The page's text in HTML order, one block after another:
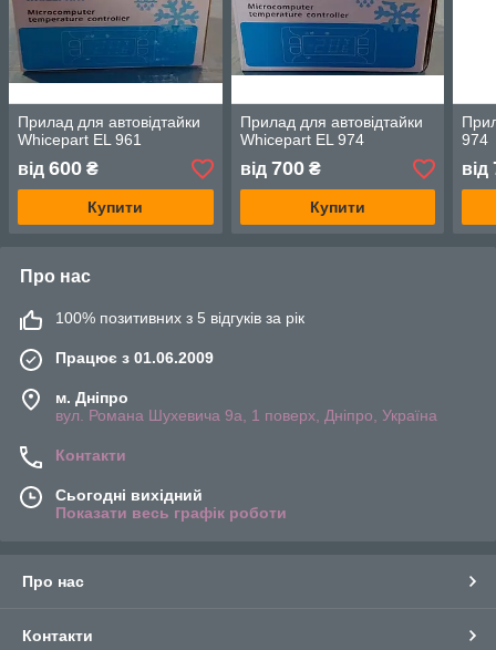
Прилад для автовідтайки
Whicepart EL 961
від 600 ₴
Купити
Прилад для автовідтайки
Whicepart EL 974
від 700₴
Купити
974
від
Про нас
100% позитивних з 5 відгуків за рік
Працює з 01.06.2009
м. Дніпро
вул. Романа Шухевича 9а, 1 поверх, Дніпро, Україна
Контакти
Сьогодні вихідний
Показати весь графік роботи
Про нас
Контакти